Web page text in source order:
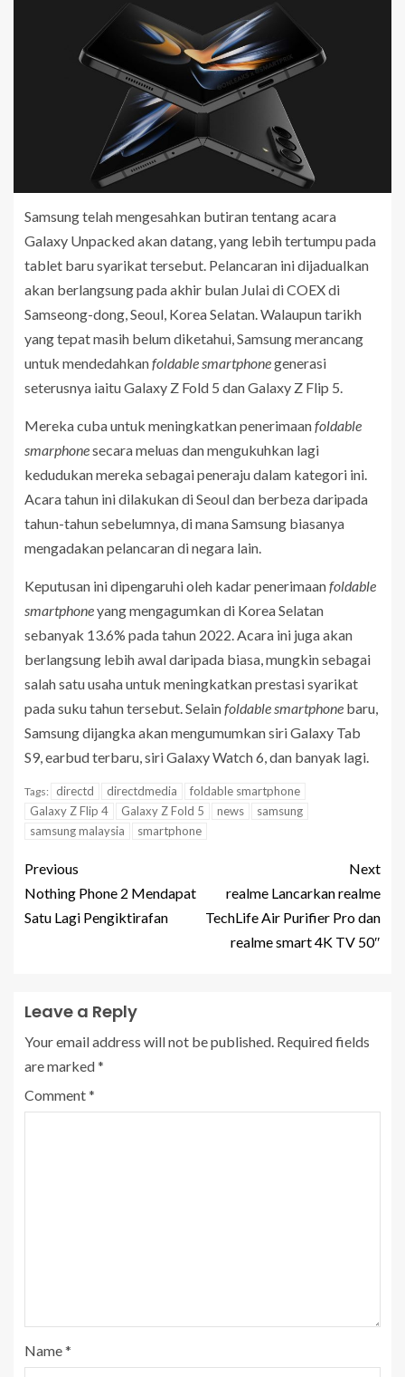
Samsung telah mengesahkan butiran tentang acara
Galaxy Unpacked akan datang, yang lebih tertumpu pada
tablet baru syarikat tersebut. Pelancaran ini dijadualkan
akan berlangsung pada akhir bulan Julai di COEX di
Samseong-dong, Seoul, Korea Selatan. Walaupun tarikh
yang tepat masih belum diketahui, Samsung merancang
untuk mendedahkanfoldable smartphonegenerasi
seterusnya iaitu Galaxy Z Fold 5 dan Galaxy Z Flip 5.
Mereka cuba untuk meningkatkan penerimaanfoldable
smarphonesecara meluas dan mengukuhkan lagi
kedudukan mereka sebagai peneraju dalam kategori ini.
Acara tahun ini dilakukan di Seoul dan berbeza daripada
tahun-tahun sebelumnya, di mana Samsung biasanya
mengadakan pelancaran di negara lain.
Keputusan ini dipengaruhi oleh kadar penerimaanfoldable
smartphoneyang mengagumkan di Korea Selatan
sebanyak 13.6% pada tahun 2022. Acara ini juga akan
berlangsung lebih awal daripada biasa, mungkin sebagai
salah satu usaha untuk meningkatkan prestasi syarikat
pada suku tahun tersebut. Selainfoldable smartphone baru,
Samsung dijangka akan mengumumkan siri Galaxy Tab
S9, earbud terbaru, siri Galaxy Watch 6, dan banyak lagi.
Tags: directd directdmedia
foldable smartphone
Galaxy Z Flip 4
Galaxy Z Fold 5 news
samsung
samsung malaysia
smartphone
Previous
Nothing Phone 2 Mendapat
Satu Lagi Pengiktirafan
Next
realme Lancarkan realme
TechLife Air Purifier Pro dan
realme smart 4K TV 50″
Leave a Reply
Your email address will not be published. Required fields
are marked*
Comment*
Name*